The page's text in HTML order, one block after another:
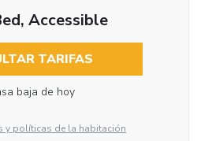
Accessible
TARIFAS
baja de hoy
y políticas de la habitación